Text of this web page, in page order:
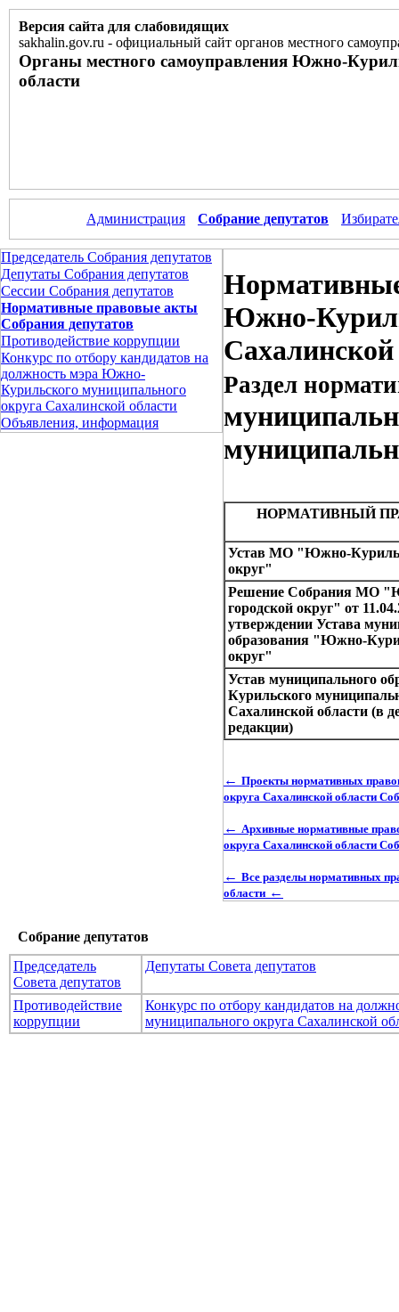
Версия сайта для слабовидящих
sakhalin.gov.ru - официальный сайт органов местного
Органы местного самоуправления Южно-
области
Администрация Собрание депутатов
Председатель Собрания депутатов
Депутаты Собрания депутатов
Сессии Собрания депутатов
Нормативные правовые акты
Собрания депутатов
Противодействие коррупции
Конкурс по отбору кандидатов на
должность мэра Южно-
Курильского муниципального
округа Сахалинской области
Объявления, информация
Южно-
Сахалинской
Раздел
НОРМАТИВНЫЙ
Устав МО "Южно-
округ"
Решение Собрания МО
городской округ" от
утверждении Устава
образования "Южно-
округ"
Устав муниципального
Курильского
Сахалинской области (в
редакции)
← Проекты нормативных
округа Сахалинской области
← Архивные нормативные
округа Сахалинской области
← Все разделы нормативных
области ←
Собрание депутатов
Председатель
Совета депутатов
Депутаты Совета депутатов
Противодействие
коррупции
Конкурс по отбору кандидатов на
муниципального округа Сахалинской